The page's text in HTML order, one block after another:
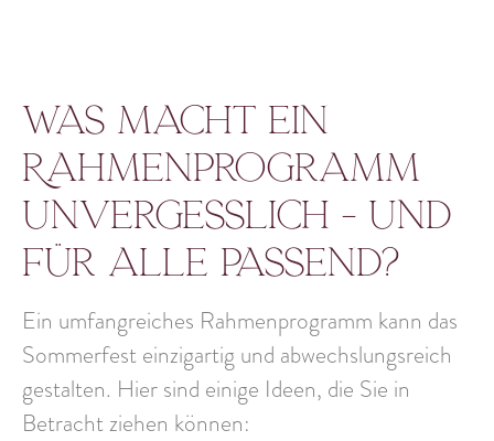
Was macht ein
Rahmenprogramm
unvergesslich – und
für alle passend?
Ein umfangreiches Rahmenprogramm kann das
Sommerfest einzigartig und abwechslungsreich
gestalten. Hier sind einige Ideen, die Sie in
Betracht ziehen können: